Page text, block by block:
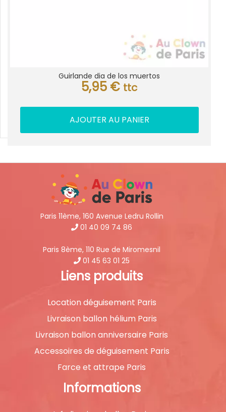
Guirlande dia de los muertos
5,95 € ttc
AJOUTER AU PANIER
Paris 11ème, 160 Avenue Ledru Rollin
01 40 09 74 86
Paris 8ème, 110 Rue de Miromesnil
01 45 63 01 25
Liens produits
Location déguisement Paris
Livraison ballon hélium Paris
Livraison ballon anniversaire Paris
Accessoires de déguisement Paris
Farce et attrape Paris
Informations